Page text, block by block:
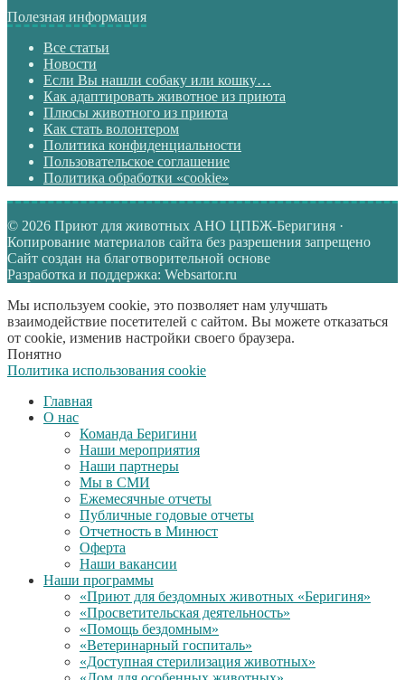
Полезная информация
Все статьи
Новости
Если Вы нашли собаку или кошку…
Как адаптировать животное из приюта
Плюсы животного из приюта
Как стать волонтером
Политика конфиденциальности
Пользовательское соглашение
Политика обработки «cookie»
© 2026 Приют для животных АНО ЦПБЖ-Беригиня ·
Копирование материалов сайта без разрешения запрещено
Сайт создан на благотворительной основе
Разработка и поддержка: Websartor.ru
Мы используем cookie, это позволяет нам улучшать
взаимодействие посетителей с сайтом. Вы можете отказаться
от cookie, изменив настройки своего браузера.
Понятно
Политика использования cookie
Главная
О нас
Команда Беригини
Наши мероприятия
Наши партнеры
Мы в СМИ
Ежемесячные отчеты
Публичные годовые отчеты
Отчетность в Минюст
Оферта
Наши вакансии
Наши программы
«Приют для бездомных животных «Беригиня»
«Просветительская деятельность»
«Помощь бездомным»
«Ветеринарный госпиталь»
«Доступная стерилизация животных»